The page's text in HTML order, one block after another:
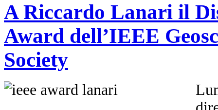
A Riccardo Lanari il
Award dell’IEEE
Society